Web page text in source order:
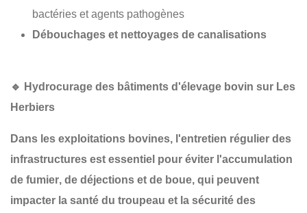
bactéries et agents pathogènes
Débouchages et nettoyages de canalisations
🔹 Hydrocurage des bâtiments d'élevage bovin sur Les
Herbiers
Dans les exploitations bovines, l'entretien régulier des
infrastructures est essentiel pour éviter l'accumulation
de fumier, de déjections et de boue, qui peuvent
impacter la santé du troupeau et la sécurité des